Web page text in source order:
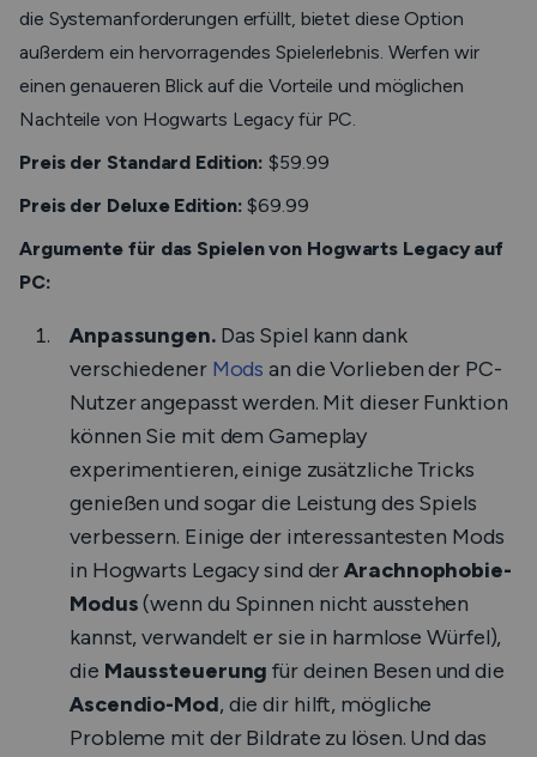
die Systemanforderungen erfüllt, bietet diese Option
außerdem ein hervorragendes Spielerlebnis. Werfen wir
einen genaueren Blick auf die Vorteile und möglichen
Nachteile von Hogwarts Legacy für PC.
Preis der Standard Edition:$59.99
Preis der Deluxe Edition:$69.99
Argumente für das Spielen von Hogwarts Legacy auf
PC:
Anpassungen. Das Spiel kann dank
verschiedener Mods an die Vorlieben der PC-
Nutzer angepasst werden. Mit dieser Funktion
können Sie mit dem Gameplay
experimentieren, einige zusätzliche Tricks
genießen und sogar die Leistung des Spiels
verbessern. Einige der interessantesten Mods
in Hogwarts Legacy sind derArachnophobie-
Modus(wenn du Spinnen nicht ausstehen
kannst, verwandelt er sie in harmlose Würfel),
die Maussteuerungfür deinen Besen und die
Ascendio-Mod, die dir hilft, mögliche
Probleme mit der Bildrate zu lösen. Und das